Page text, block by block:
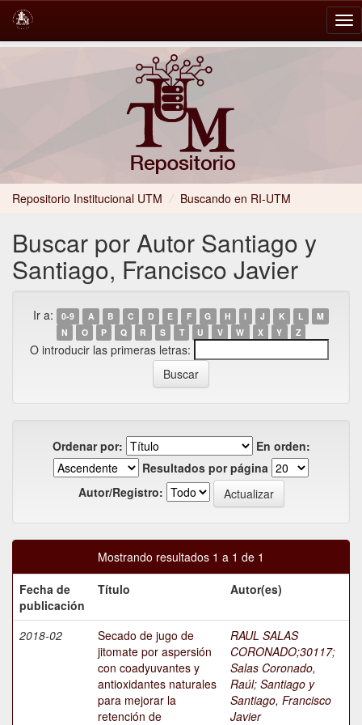
Repositorio Institucional UTM / Buscando en RI-UTM
Buscar por Autor Santiago y
Santiago, Francisco Javier
Ir a: 0-9 A B C D E F G H I J K L
M
N
O P Q R S T U V W X Y Z
O introducir las primeras letras:
Ordenar por:
En orden:
Resultados por página
Autor/Registro:
Mostrando resultados 1 a 1 de 1
Fecha de
publicación
Título Autor(es)
2018-02
Secado de jugo de
jitomate por aspersión
con coadyuvantes y
antioxidantes naturales
para mejorar la
retención de
RAUL SALAS
CORONADO;30117;
Salas Coronado,
Raúl; Santiago y
Santiago, Francisco
Javier